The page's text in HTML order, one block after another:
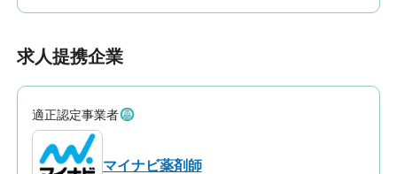
求人提携企業
適正認定事業者
マイナビ薬剤師